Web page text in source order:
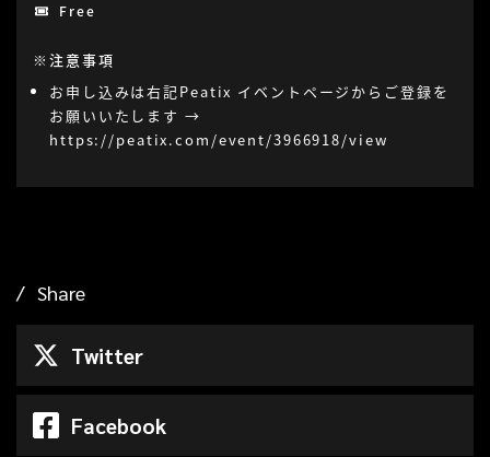
Free
※注意事項
お申し込みは右記Peatix イベントページからご登録を
お願いいたします →
https://peatix.com/event/3966918/view
Share
Twitter
Facebook